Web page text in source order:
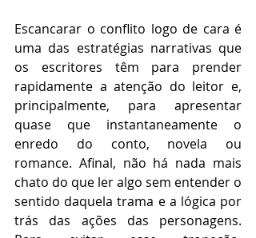
Escancarar o conflito logo de cara é
uma das estratégias narrativas que
os escritores têm para prender
rapidamente a atenção do leitor e,
principalmente, para apresentar
quase que instantaneamente o
enredo do conto, novela ou
romance. Afinal, não há nada mais
chato do que ler algo sem entender o
sentido daquela trama e a lógica por
trás das ações das personagens.